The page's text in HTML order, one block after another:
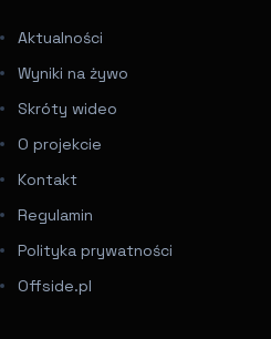
Aktualności
Wyniki na żywo
Skróty wideo
O projekcie
Kontakt
Regulamin
Polityka prywatności
Offside.pl